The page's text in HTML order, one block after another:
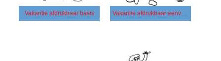
Vakantie afdrukbaar basis Vakantie afdrukbaar eenvoudig